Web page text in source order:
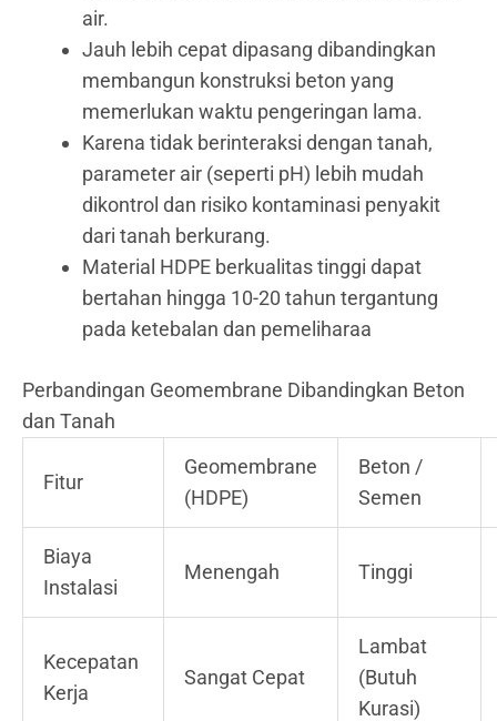
air.
Jauh lebih cepat dipasang dibandingkan
membangun konstruksi beton yang
memerlukan waktu pengeringan lama.
Karena tidak berinteraksi dengan tanah,
parameter air (seperti pH) lebih mudah
dikontrol dan risiko kontaminasi penyakit
dari tanah berkurang.
Material HDPE berkualitas tinggi dapat
bertahan hingga 10-20 tahun tergantung
pada ketebalan dan pemeliharaa
Perbandingan Geomembrane Dibandingkan Beton
dan Tanah
Fitur
Geomembrane
(HDPE)
Beton /
Semen
Biaya
Instalasi
Menengah Tinggi
Kecepatan
Kerja
Sangat Cepat
Lambat
(Butuh
Kurasi)